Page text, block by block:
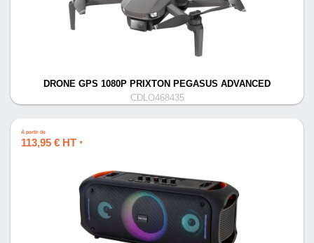
DRONE GPS 1080P PRIXTON PEGASUS ADVANCED
CDLO468435
À partir de
113,95 € HT *